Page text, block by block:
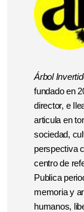
Árbol
fundado en
director, e
articula en
sociedad,
perspectiva
centro de
Publica
memoria y
humanos,